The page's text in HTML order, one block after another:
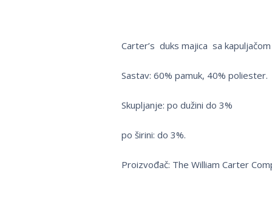
Carter’s duks majica sa
Sastav: 60% pamuk, 40% poliester.
Skupljanje: po dužini do 3%
po širini: do 3%.
Proizvođač: The William Carter